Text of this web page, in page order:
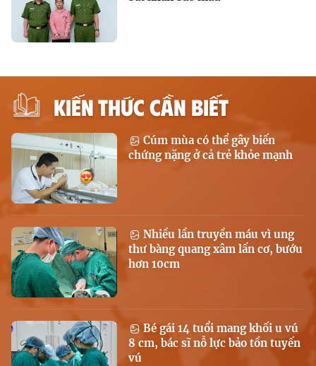
KIẾN THỨC CẦN BIẾT
Cúm mùa có thể gây biến
chứng nặng ở cả trẻ khỏe mạnh
Nhiều lần truyền máu vì ung
thư bàng quang xâm lấn cơ, bướu
hơn 10cm
Bé gái 14 tuổi mang khối u vú
8 cm, bác sĩ nỗ lực bảo tồn tuyến
vú